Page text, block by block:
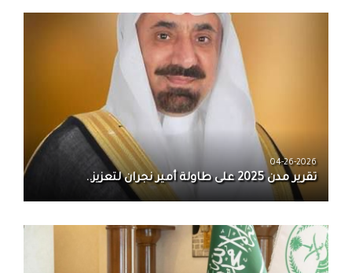
04-26-2026
تقرير مدن 2025 على طاولة أمير نجران لتعزيز..